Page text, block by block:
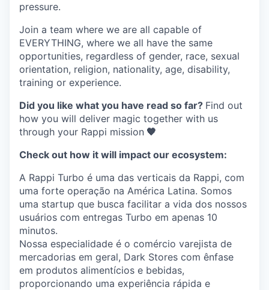
pressure.
Join a team where we are all capable of
EVERYTHING, where we all have the same
opportunities, regardless of gender, race, sexual
orientation, religion, nationality, age, disability,
training or experience.
Did you like what you have read so far? Find out
how you will deliver magic together with us
through your Rappi mission 🧡
Check out how it will impact our ecosystem:
A Rappi Turbo é uma das verticais da Rappi, com
uma forte operação na América Latina. Somos
uma startup que busca facilitar a vida dos nossos
usuários com entregas Turbo em apenas 10
minutos.
Nossa especialidade é o comércio varejista de
mercadorias em geral, Dark Stores com ênfase
em produtos alimentícios e bebidas,
proporcionando uma experiência rápida e